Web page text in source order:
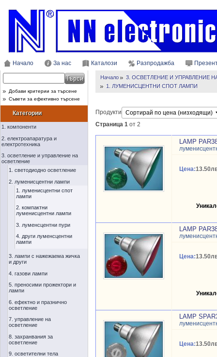
Начало За нас Каталози Разпродажба
Добави критерии за търсене
Съвети за ефективно търсене
Категории
1. компоненти
2. електроапаратура и
електротехника
3. осветление и управление на
осветление
1. светодиодно осветление
2. луменисцентни лампи
1. луменисцентни спот
лампи
2. компактни
луменисцентни лампи
3. луменсцентни пури
4. други луменсцентни
лампи
3. лампи с нажежаема жичка
и други
4. газови лампи
5. преносими прожектори и
лампи
6. ефектно и празнично
осветление
7. управление на
осветление
8. захранвания за
осветление
9. осветителни тела
Начало
3. ОСВЕТЛЕНИЕ И УПРАВЛЕНИЕ
1. ЛУМЕНИСЦЕНТНИ СПОТ ЛАМПИ
Продукти
Страница 1 от 2
LAMP
Цена:
LAMP
Цена:
LAMP
Цена: